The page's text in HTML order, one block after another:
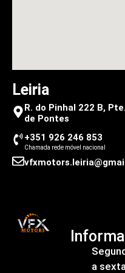
Leiria
R. do Pinhal 222 B,
de Pontes
+351 926 246 853
Chamada rede móvel nacional
a